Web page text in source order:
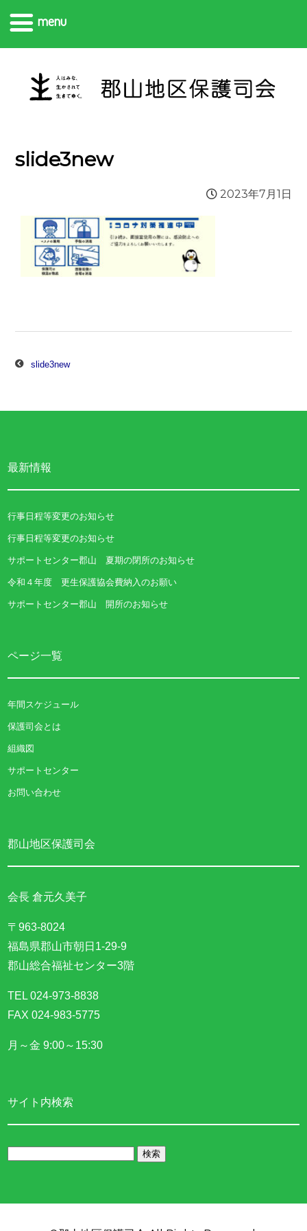
slide3new
2023年7月1日
稿
ナ
ョ
slide3new
最新情報
行事日程等変更のお知らせ
行事日程等変更のお知らせ
サポートセンター郡山 夏期の閉所のお知らせ
令和４年度 更生保護協会費納入のお願い
サポートセンター郡山 開所のお知らせ
ページ一覧
年間スケジュール
保護司会とは
組織図
サポートセンター
お問い合わせ
郡山地区保護司会
会長 倉元久美子
〒963-8024
福島県郡山市朝日1-29-9
郡山総合福祉センター3階
TEL 024-973-8838
FAX 024-983-5775
月～金 9:00～15:30
サイト内検索
menu